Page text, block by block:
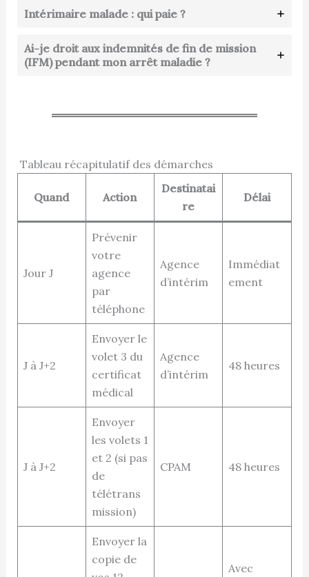
Intérimaire malade : qui paie ?
Ai-je droit aux indemnités de fin de mission
(IFM) pendant mon arrêt maladie ?
Tableau récapitulatif des démarches
Quand Action
Destinatai
re
Délai
Jour J
Prévenir
votre
agence
par
téléphone
Agence
d’intérim
Immédiat
ement
J à J+2
Envoyer le
volet 3 du
certificat
médical
Agence
d’intérim
48 heures
J à J+2
Envoyer
les volets 1
et 2 (si pas
de
télétrans
mission)
CPAM 48 heures
Envoyer la
copie de
Avec